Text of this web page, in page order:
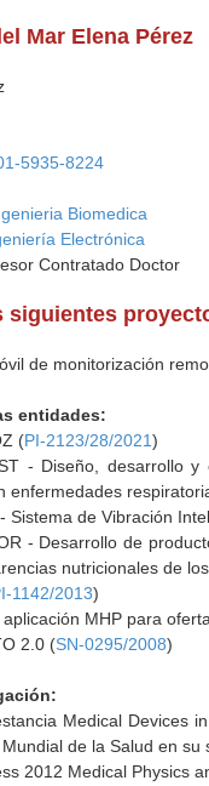
Mar Elena Pérez
5935-8224
Biomedica
Electrónica
Contratado Doctor
siguientes
de monitorización
entidades:
(PI-2123/28/2021)
- Diseño, desarrollo
enfermedades
Sistema de Vibración
- Desarrollo de
nutricionales de
1142/2013)
MHP para
2.0 (SN-0295/2008)
Medical Devices
de la Salud en su
2012 Medical Physics